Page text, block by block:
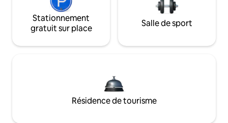
Stationnement
gratuit sur place
Salle de sport
Résidence de tourisme